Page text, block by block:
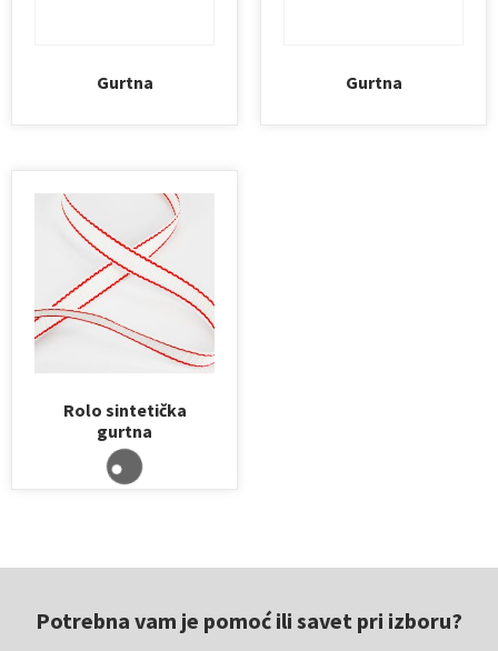
Gurtna Gurtna
Rolo sintetička
gurtna
Potrebna vam je pomoć ili savet pri izboru?